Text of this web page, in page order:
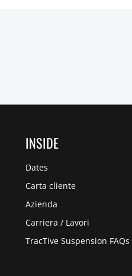
INSIDE
Dates
Carta cliente
Azienda
Carriera / Lavori
TracTive Suspension FAQs